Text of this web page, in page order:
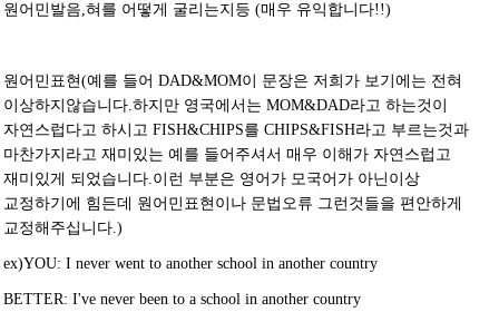
원어민발음,혀를 어떻게 굴리는지등 (매우 유익합니다!!)
원어민표현(예를 들어 DAD&MOM이 문장은 저희가 보기에는 전혀
이상하지않습니다.하지만 영국에서는 MOM&DAD라고 하는것이
자연스럽다고 하시고 FISH&CHIPS를 CHIPS&FISH라고 부르는것과
마찬가지라고 재미있는 예를 들어주셔서 매우 이해가 자연스럽고
재미있게 되었습니다.이런 부분은 영어가 모국어가 아닌이상
교정하기에 힘든데 원어민표현이나 문법오류 그런것들을 편안하게
교정해주십니다.)
ex)YOU: I never went to another school in another country
BETTER: I've never been to a school in another country